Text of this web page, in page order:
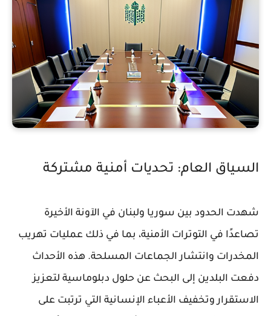
السياق العام: تحديات أمنية مشتركة
شهدت الحدود بين سوريا ولبنان في الآونة الأخيرة
تصاعدًا في التوترات الأمنية، بما في ذلك عمليات تهريب
المخدرات وانتشار الجماعات المسلحة. هذه الأحداث
دفعت البلدين إلى البحث عن حلول دبلوماسية لتعزيز
الاستقرار وتخفيف الأعباء الإنسانية التي ترتبت على